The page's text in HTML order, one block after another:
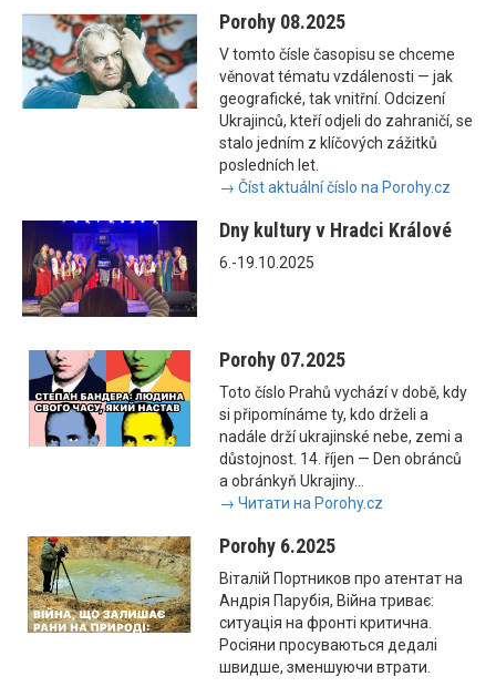
Porohy 08.2025
V tomto čísle časopisu se chceme
věnovat tématu vzdálenosti — jak
geografické, tak vnitřní. Odcizení
Ukrajinců, kteří odjeli do zahraničí, se
stalo jedním z klíčových zážitků
posledních let.
→ Číst aktuální číslo na Porohy.cz
Dny kultury v Hradci Králové
6.-19.10.2025
Porohy 07.2025
Toto číslo Prahů vychází v době, kdy
si připomínáme ty, kdo drželi a
nadále drží ukrajinské nebe, zemi a
důstojnost. 14. říjen — Den obránců
a obránkyň Ukrajiny...
→ Читати на Porohy.cz
Porohy 6.2025
Віталій Портников про атентат на
Андрія Парубія, Війна триває:
ситуація на фронті критична.
Росіяни просуваються дедалі
швидше, зменшуючи втрати.